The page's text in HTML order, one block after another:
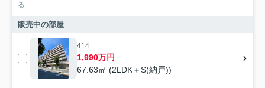
る
販売中の部屋
414
1,990万円
67.63㎡ (2LDK＋S(納戸))